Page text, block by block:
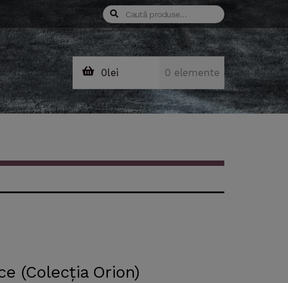
Caută
după:
Caută
0lei 0 elemente
(Colecția Orion)